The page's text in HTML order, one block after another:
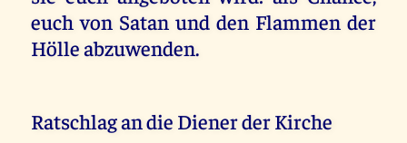
euch von Satan und den Flammen der
Hölle abzuwenden.
Ratschlag an die Diener der Kirche